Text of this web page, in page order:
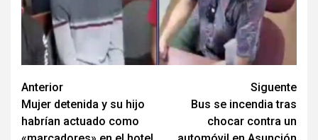
Navegación
de
Anterior
Mujer detenida y su hijo
habrían actuado como
Siguente
Bus se incendia tras
chocar contra un